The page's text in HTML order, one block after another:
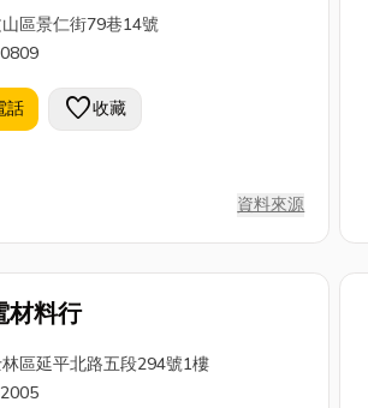
區景仁街79巷14號
話 favorite收藏
資料來源
材料行
區延平北路五段294號1樓